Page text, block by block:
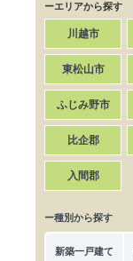
ーエリアから探す
川越市
東松山市
ふじみ野市
比企郡
入間郡
ー種別から探す
新築一戸建て